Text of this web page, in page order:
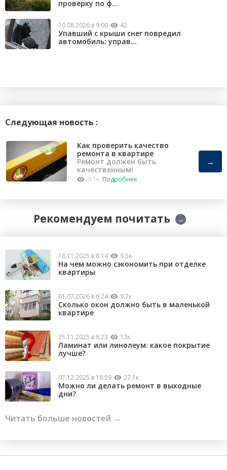
проверку по ф...
10.08.2026 в 9:00 42
Упавший с крыши снег повредил
автомобиль: управ...
Следующая новость :
Как проверить качество
ремонта в квартире
Ремонт должен быть
качественным!
9.1к Подробнее
→
Рекомендуем почитать →
16.11.2025 в 8:14 9.5к
На чем можно сэкономить при отделке
квартиры
01.07.2026 в 6:24 9.7к
Сколько окон должно быть в маленькой
квартире
25.11.2025 в 8:23 13к
Ламинат или линолеум: какое покрытие
лучше?
07.12.2025 в 18:59 27.1к
Можно ли делать ремонт в выходные
дни?
Читать больше новостей →